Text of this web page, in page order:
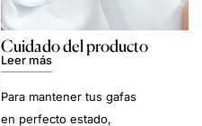
Cuidado del producto
Leer más
Para mantener tus gafas
en perfecto estado,